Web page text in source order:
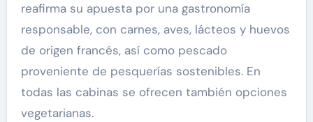
reafirma su apuesta por una gastronomía
responsable, con carnes, aves, lácteos y huevos
de origen francés, así como pescado
proveniente de pesquerías sostenibles. En
todas las cabinas se ofrecen también opciones
vegetarianas.